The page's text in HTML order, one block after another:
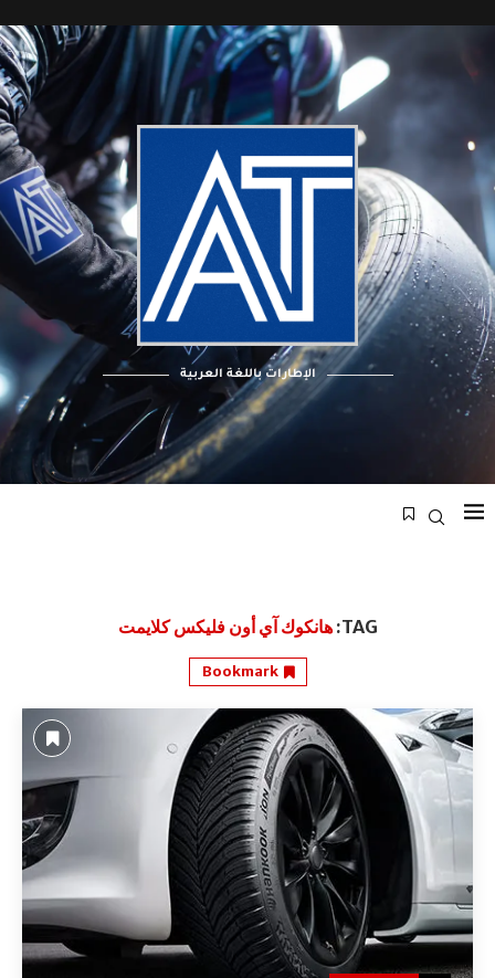
الإطارات باللغة العربية
TAG: هانكوك آي أون فليكس كلايمت
Bookmark